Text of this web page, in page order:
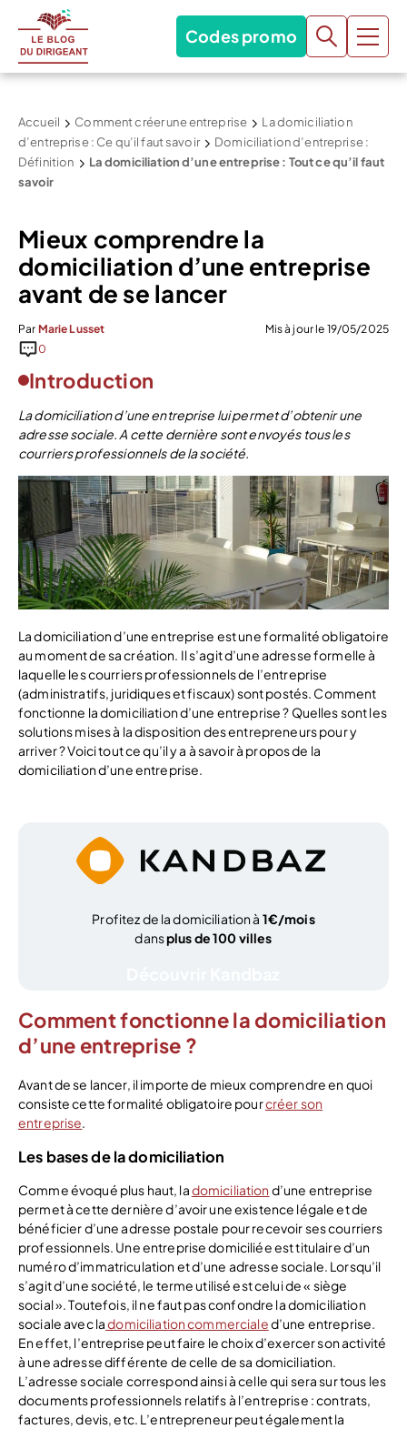
Codes promo
Accueil Comment créer une entreprise
La domiciliation
d’entreprise : Ce qu’il faut savoir
Domiciliation d’entreprise :
Définition
La domiciliation d’une entreprise : Tout ce qu’il faut
savoir
Mieux comprendre la
domiciliation d’une entreprise
avant de se lancer
Par Marie Lusset
Mis à jour le 19/05/2025
0
Introduction
La domiciliation d’une entreprise lui permet d’obtenir une
adresse sociale. A cette dernière sont envoyés tous les
courriers professionnels de la société.
La domiciliation d’une entreprise est une formalité obligatoire
au moment de sa création. Il s’agit d’une adresse formelle à
laquelle les courriers professionnels de l’entreprise
(administratifs, juridiques et fiscaux) sont postés. Comment
fonctionne la domiciliation d’une entreprise ? Quelles sont les
solutions mises à la disposition des entrepreneurs pour y
arriver ? Voici tout ce qu’il y a à savoir à propos de la
domiciliation d’une entreprise.
Profitez de la domiciliation à 1€/mois
dansplus de 100 villes
Comment fonctionne la domiciliation
d’une entreprise ?
Avant de se lancer, il importe de mieux comprendre en quoi
consiste cette formalité obligatoire pourcréer son
entreprise.
Les bases de la domiciliation
Comme évoqué plus haut, ladomiciliation d’une entreprise
permet à cette dernière d’avoir une existence légale et de
bénéficier d’une adresse postale pour recevoir ses courriers
professionnels. Une entreprise domiciliée est titulaire d’un
numéro d’immatriculation et d’une adresse sociale. Lorsqu’il
s’agit d’une société, le terme utilisé est celui de « siège
social ». Toutefois, il ne faut pas confondre la domiciliation
sociale avec ladomiciliation commercialed’une entreprise.
En effet, l’entreprise peut faire le choix d’exercer son activité
à une adresse différente de celle de sa domiciliation.
L’adresse sociale correspond ainsi à celle qui sera sur tous les
documents professionnels relatifs à l’entreprise : contrats,
factures, devis, etc. L’entrepreneur peut également la